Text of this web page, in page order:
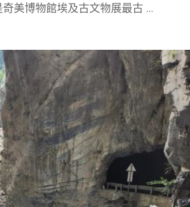
美博物館埃及古文物展最古 ...